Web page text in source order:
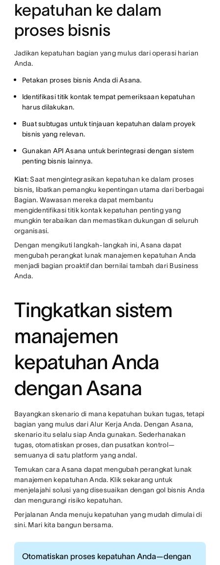
kepatuhan ke dalam
proses bisnis
Jadikan kepatuhan bagian yang mulus dari operasi harian
Anda.
Petakan proses bisnis Anda di Asana.
Identifikasi titik kontak tempat pemeriksaan kepatuhan
harus dilakukan.
Buat subtugas untuk tinjauan kepatuhan dalam proyek
bisnis yang relevan.
Gunakan API Asana untuk berintegrasi dengan sistem
penting bisnis lainnya.
Kiat:Saat mengintegrasikan kepatuhan ke dalam proses
bisnis, libatkan pemangku kepentingan utama dari berbagai
Bagian. Wawasan mereka dapat membantu
mengidentifikasi titik kontak kepatuhan penting yang
mungkin terabaikan dan memastikan dukungan di seluruh
organisasi.
Dengan mengikuti langkah-langkah ini, Asana dapat
mengubah perangkat lunak manajemen kepatuhan Anda
menjadi bagian proaktif dan bernilai tambah dari Business
Anda.
Tingkatkan sistem
manajemen
kepatuhan Anda
dengan Asana
Bayangkan skenario di mana kepatuhan bukan tugas, tetapi
bagian yang mulus dari Alur Kerja Anda. Dengan Asana,
skenario itu selalu siap Anda gunakan. Sederhanakan
tugas, otomatiskan proses, dan pusatkan kontrol—
semuanya di satu platform yang andal.
Temukan cara Asana dapat mengubah perangkat lunak
manajemen kepatuhan Anda. Klik sekarang untuk
menjelajahi solusi yang disesuaikan dengan gol bisnis Anda
dan mengurangi risiko kepatuhan.
Perjalanan Anda menuju kepatuhan yang mudah dimulai di
sini. Mari kita bangun bersama.
Otomatiskan proses kepatuhan Anda—dengan